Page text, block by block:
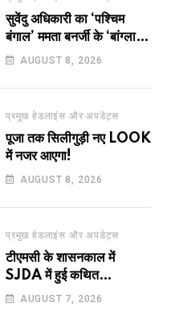
सुवेंदु अधिकारी का ‘पश्चिम
बंगाल’ ममता बनर्जी के ‘बांग्ला’
पर भारी!
AUGUST 8, 2026
प्रमुख हेडलाइंस और अपडेट्स
पूजा तक सिलीगुड़ी नए LOOK
में नजर आएगा!
AUGUST 8, 2026
प्रमुख हेडलाइंस और अपडेट्स
टीएमसी के शासनकाल में
SJDA में हुई कथित
अनियमितता व भ्रष्टाचार की
AUGUST 7, 2026